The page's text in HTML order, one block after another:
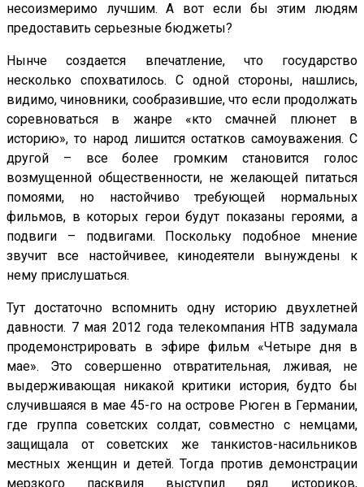
несоизмеримо лучшим. А вот если бы этим людям
предоставить серьезные бюджеты?
Нынче создается впечатление, что государство
несколько спохватилось. С одной стороны, нашлись,
видимо, чиновники, сообразившие, что если продолжать
соревноваться в жанре «кто смачней плюнет в
историю», то народ лишится остатков самоуважения. С
другой – все более громким становится голос
возмущенной общественности, не желающей питаться
помоями, но настойчиво требующей нормальных
фильмов, в которых герои будут показаны героями, а
подвиги – подвигами. Поскольку подобное мнение
звучит все настойчивее, кинодеятели вынуждены к
нему прислушаться.
Тут достаточно вспомнить одну историю двухлетней
давности. 7 мая 2012 года телекомпания НТВ задумала
продемонстрировать в эфире фильм «Четыре дня в
мае». Это совершенно отвратительная, лживая, не
выдерживающая никакой критики история, будто бы
случившаяся в мае 45-го на острове Рюген в Германии,
где группа советских солдат, совместно с немцами,
защищала от советских же танкистов-насильников
местных женщин и детей. Тогда против демонстрации
мерзкого пасквиля выступил ряд историков,